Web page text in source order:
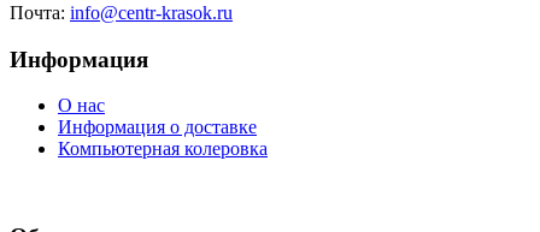
Почта: info@centr-krasok.ru
Информация
О нас
Информация о доставке
Компьютерная колеровка